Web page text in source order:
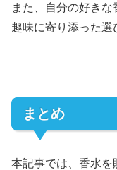
また、自分の好き
趣味に寄り添った選
まとめ
本記事では、香水を